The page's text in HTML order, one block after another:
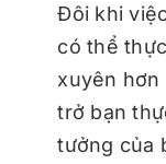
Đôi khi
có thể
xuyên hơn
trở bạn
tưởng của